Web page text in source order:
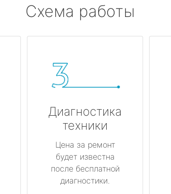
Схема работы
Диагностика
техники
Цена за ремонт
будет известна
после бесплатной
диагностики.